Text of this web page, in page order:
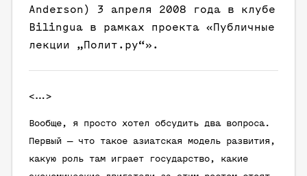
Anderson) 3 апреля 2008 года в клубе
Bilingua в рамках проекта «Публичные
лекции „Полит.ру“».
<…>
Вообще, я просто хотел обсудить два вопроса.
Первый — что такое азиатская модель развития,
какую роль там играет государство, какие